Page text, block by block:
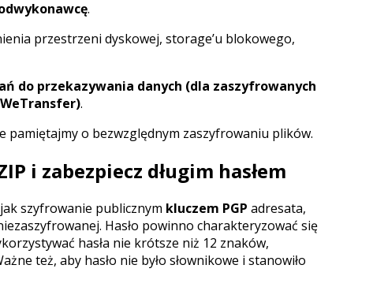
.
przestrzeni dyskowej, storage’u blokowego,
do przekazywania danych (dla zaszyfrowanych
.
o bezwzględnym zaszyfrowaniu plików.
i zabezpiecz długim hasłem
szyfrowanie publicznym kluczem PGP adresata,
Hasło powinno charakteryzować się
hasła nie krótsze niż 12 znaków,
też, aby hasło nie było słownikowe i stanowiło